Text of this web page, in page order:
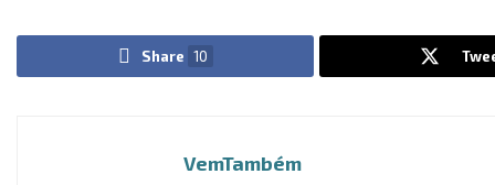
Share 10
VemTambém